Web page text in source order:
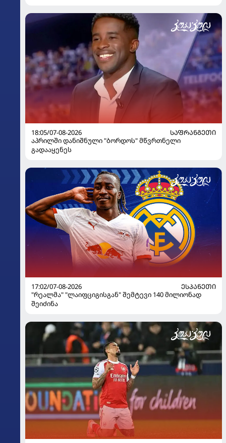
18:05/07-08-2026
ᲡᲐᲤᲠᲐᲜᲒᲔᲗᲘ
აპრილში დანიშნული "ბორდოს" მწვრთნელი
გადააყენეს
17:02/07-08-2026
ᲔᲡᲞᲐᲜᲔᲗᲘ
"რეალმა" "ლაიფციგისგან" შემტევი 140 მილიონად
შეიძინა